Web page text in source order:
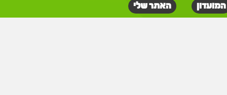
המועדון האתר שלי